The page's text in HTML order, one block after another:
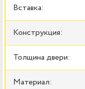
Вставка:
Конструкция:
Толщина двери:
Материал: